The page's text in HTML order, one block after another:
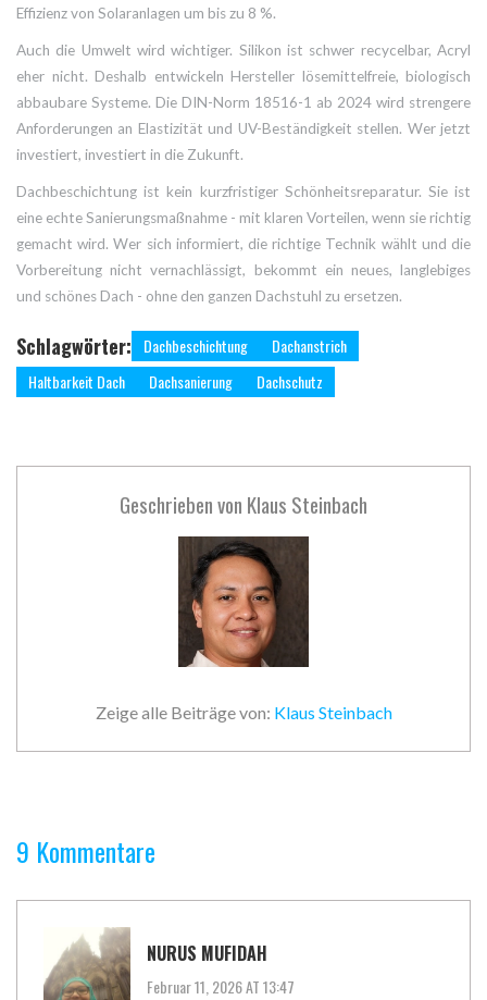
Effizienz von Solaranlagen um bis zu 8 %.
Auch die Umwelt wird wichtiger. Silikon ist schwer recycelbar, Acryl
eher nicht. Deshalb entwickeln Hersteller lösemittelfreie, biologisch
abbaubare Systeme. Die DIN-Norm 18516-1 ab 2024 wird strengere
Anforderungen an Elastizität und UV-Beständigkeit stellen. Wer jetzt
investiert, investiert in die Zukunft.
Dachbeschichtung ist kein kurzfristiger Schönheitsreparatur. Sie ist
eine echte Sanierungsmaßnahme - mit klaren Vorteilen, wenn sie richtig
gemacht wird. Wer sich informiert, die richtige Technik wählt und die
Vorbereitung nicht vernachlässigt, bekommt ein neues, langlebiges
und schönes Dach - ohne den ganzen Dachstuhl zu ersetzen.
Schlagwörter: Dachbeschichtung
Dachanstrich
Haltbarkeit Dach
Dachsanierung Dachschutz
Geschrieben von Klaus Steinbach
Zeige alle Beiträge von: Klaus Steinbach
9 Kommentare
NURUS MUFIDAH
Februar 11, 2026 AT 13:47